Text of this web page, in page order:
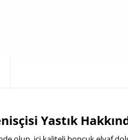
Yastık